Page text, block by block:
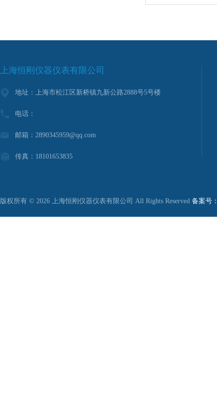
上海恒刚仪器仪表有限公司
地址：上海市松江区新桥镇九新公路2888号5号楼
电话：
邮箱：2890345959@qq.com
传真：18101653835
版权所有 © 2026 上海恒刚仪器仪表有限公司 All Rights Reserved 备案号